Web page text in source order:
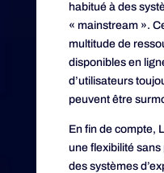
habitué à des
« mainstream ».
multitude de
disponibles en
d’utilisateurs
peuvent être
En fin de compte,
une flexibilité
des systèmes